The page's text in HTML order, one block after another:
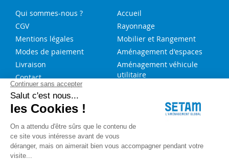
Qui sommes-nous ?
CGV
Mentions légales
Modes de paiement
Livraison
Contact
Accueil
Rayonnage
Mobilier et Rangement
Aménagement d'espaces
Aménagement véhicule
utilitaire
NOS SERVICES
FAQ
Blog
Aide au choix rayonnage